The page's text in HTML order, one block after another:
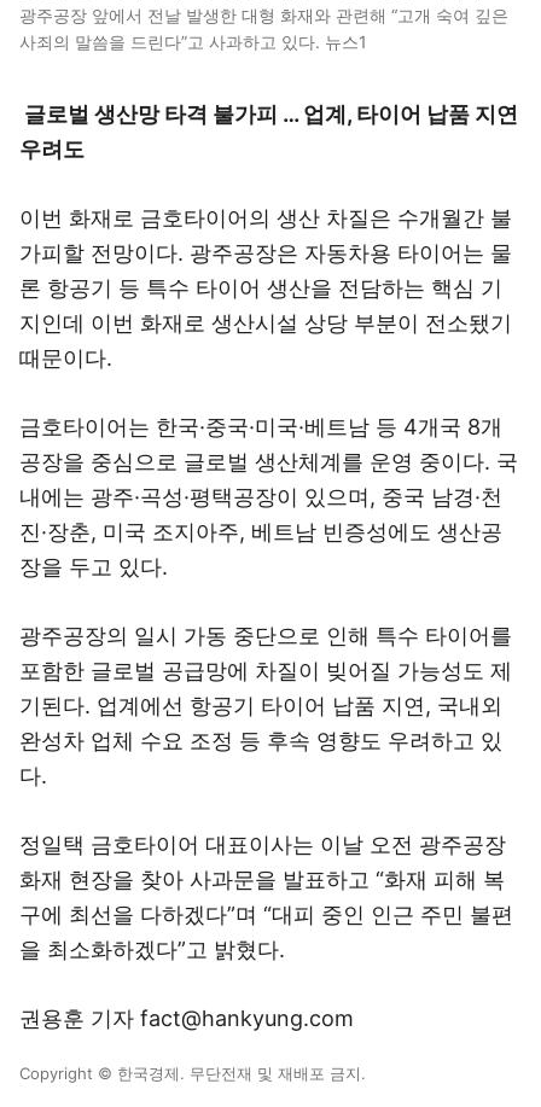
광주공장 앞에서 전날 발생한 대형 화재와 관련해 “고개 숙여 깊은
사죄의 말씀을 드린다”고 사과하고 있다. 뉴스1
글로벌 생산망 타격 불가피 … 업계, 타이어 납품 지연
우려도
이번 화재로 금호타이어의 생산 차질은 수개월간 불
가피할 전망이다. 광주공장은 자동차용 타이어는 물
론 항공기 등 특수 타이어 생산을 전담하는 핵심 기
지인데 이번 화재로 생산시설 상당 부분이 전소됐기
때문이다.
금호타이어는 한국·중국·미국·베트남 등 4개국 8개
공장을 중심으로 글로벌 생산체계를 운영 중이다. 국
내에는 광주·곡성·평택공장이 있으며, 중국 남경·천
진·장춘, 미국 조지아주, 베트남 빈증성에도 생산공
장을 두고 있다.
광주공장의 일시 가동 중단으로 인해 특수 타이어를
포함한 글로벌 공급망에 차질이 빚어질 가능성도 제
기된다. 업계에선 항공기 타이어 납품 지연, 국내외
완성차 업체 수요 조정 등 후속 영향도 우려하고 있
다.
정일택 금호타이어 대표이사는 이날 오전 광주공장
화재 현장을 찾아 사과문을 발표하고 “화재 피해 복
구에 최선을 다하겠다”며 “대피 중인 인근 주민 불편
을 최소화하겠다”고 밝혔다.
권용훈 기자 fact@hankyung.com
Copyright © 한국경제. 무단전재 및 재배포 금지.